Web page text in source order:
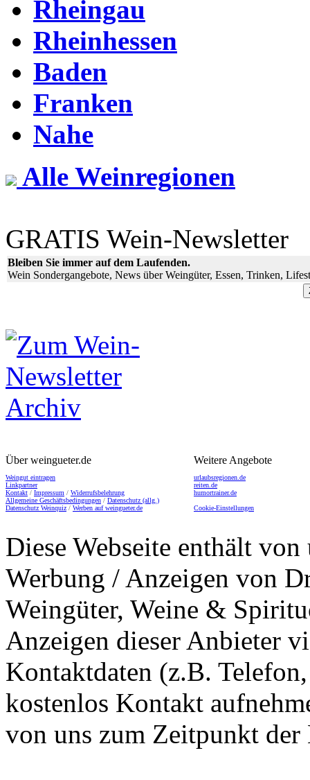
Rheingau
Rheinhessen
Baden
Franken
Nahe
Alle Weinregionen
GRATIS Wein-Newsletter
Bleiben Sie immer auf dem Laufenden.
Wein Sondergangebote, News über Weingüter, Essen, Trinken,
Über weingueter.de
Weingut eintragen
Linkpartner
Kontakt / Impressum / Widerrufsbelehrung
Allgemeine Geschäftsbedingungen / Datenschutz (allg.)
Datenschutz Weinquiz / Werben auf weingueter.de
Weitere Angebote
urlaubsregionen.de
reiten.de
humortrainer.de
Cookie-Einstellungen
Diese Webseite enthält
Werbung / Anzeigen von
Weingüter, Weine &
Anzeigen dieser Anbieter
Kontaktdaten (z.B.
kostenlos Kontakt
von uns zum Zeitpunkt